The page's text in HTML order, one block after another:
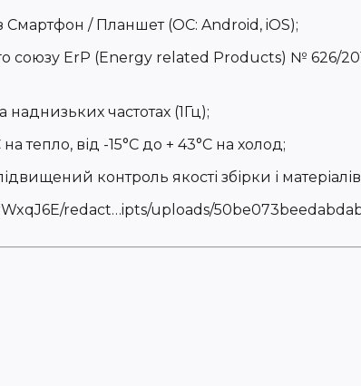
/ Планшет (ОС: Android, iOS);
союзу ErP (Energy related Products) № 626/
наднизьких частотах (1Гц);
тепло, від -15°C до + 43°C на холод;
контроль якості збірки і
redact…ipts/uploads/